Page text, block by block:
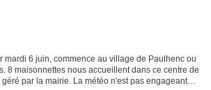
mardi 6 juin, commence au village de Paulhenc ou
8 maisonnettes nous accueillent dans ce centre de
par la mairie. La météo n'est pas engageante,